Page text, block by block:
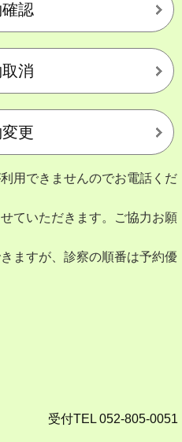
認
消
更
用できませんのでお電話くだ
ていただきます。ご協力お願
ますが、診察の順番は予約優
受付TEL 052-805-0051